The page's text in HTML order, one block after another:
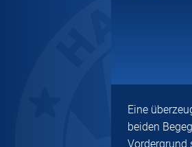
Eine
beiden
Vordergrund